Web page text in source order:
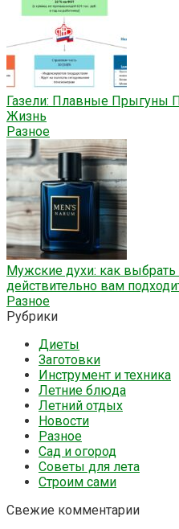
Газели: Плавные Прыгуны
Жизнь
Разное
Мужские духи: как выбрать
действительно вам
Разное
Рубрики
Диеты
Заготовки
Инструмент и техника
Летние блюда
Летний отдых
Новости
Разное
Сад и огород
Советы для лета
Строим сами
Свежие комментарии